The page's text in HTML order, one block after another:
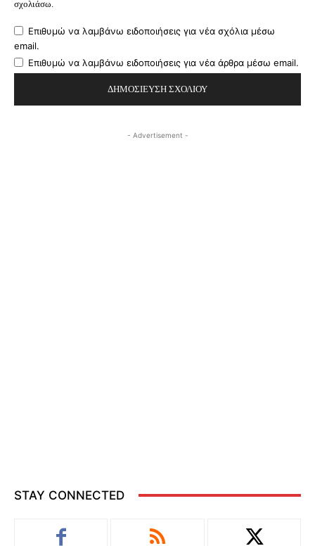
σχολιάσω.
Επιθυμώ να λαμβάνω ειδοποιήσεις για νέα σχόλια μέσω
email.
Επιθυμώ να λαμβάνω ειδοποιήσεις για νέα άρθρα μέσω email.
- Advertisement -
STAY CONNECTED